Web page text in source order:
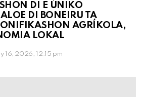
DI E ÚNIKO
DI BONEIRU TA
AGRÍKOLA,
LOKAL
16, 2026, 12:15 pm